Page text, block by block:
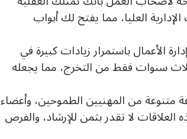
العليا، مما يفتح لك أبواب
الأعمال باستمرار زيادات كبيرة في
سنوات فقط من التخرج، مما يجعله
من المهنيين الطموحين، وأعضاء
لا تقدر بثمن للإرشاد، والفرص